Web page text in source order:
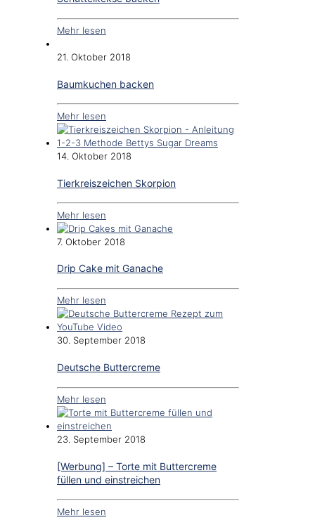
Mehr lesen
21. Oktober 2018
Baumkuchen backen
Mehr lesen
14. Oktober 2018
Tierkreiszeichen Skorpion
Mehr lesen
7. Oktober 2018
Drip Cake mit Ganache
Mehr lesen
30. September 2018
Deutsche Buttercreme
Mehr lesen
23. September 2018
[Werbung] – Torte mit Buttercreme
füllen und einstreichen
Mehr lesen